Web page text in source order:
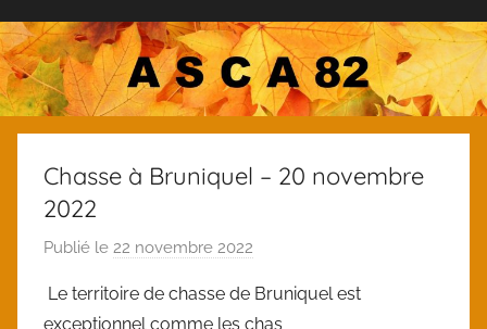
documents
des
membres
Chasse à Bruniquel – 20 novembre
2022
Publié le 22 novembre 2022
r
Le territoire de chasse de Bruniquel est
exceptionnel comme les chas